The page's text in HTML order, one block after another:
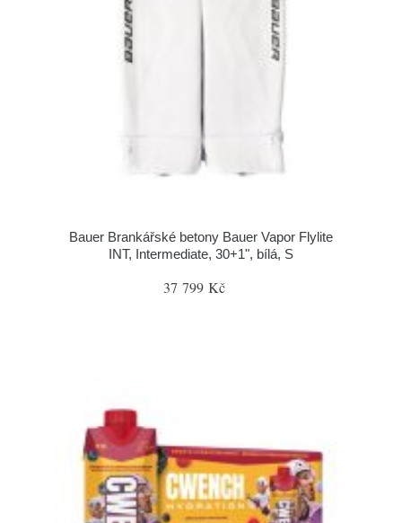
Bauer Brankářské betony Bauer Vapor Flylite
INT, Intermediate, 30+1", bílá, S
37 799 Kč